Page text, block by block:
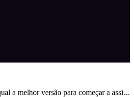
a melhor versão para começar a assi...